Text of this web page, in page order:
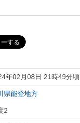
年02月08日 21時49分頃
県能登地方
2